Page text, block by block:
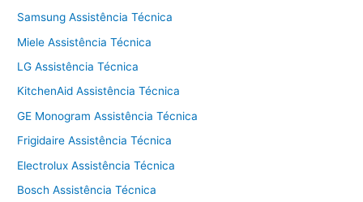
Samsung Assistência Técnica
Miele Assistência Técnica
LG Assistência Técnica
KitchenAid Assistência Técnica
GE Monogram Assistência Técnica
Frigidaire Assistência Técnica
Electrolux Assistência Técnica
Bosch Assistência Técnica